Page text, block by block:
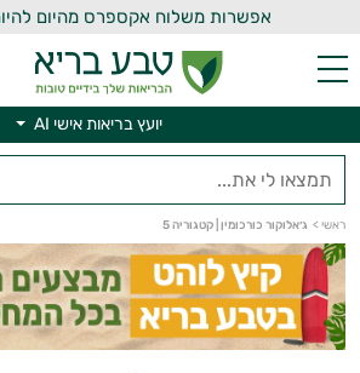
אפשרות משלוח אקספרס מהיום
יועץ בריאות אישי AI
ראשי > ג׳אלוקור כורכומין | קטגוריה 5
יועץ בריאות אישי AI